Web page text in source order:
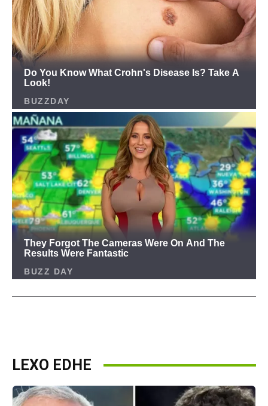
LEXO EDHE